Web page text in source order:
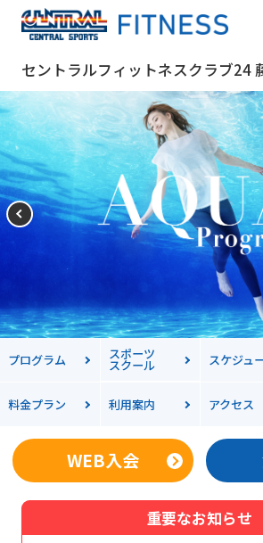
セントラルフィットネスクラブ24
プログラム スポーツ
スクール スケジュ
料金プラン 利用案内 アクセス
WEB入会
重要なお知らせ